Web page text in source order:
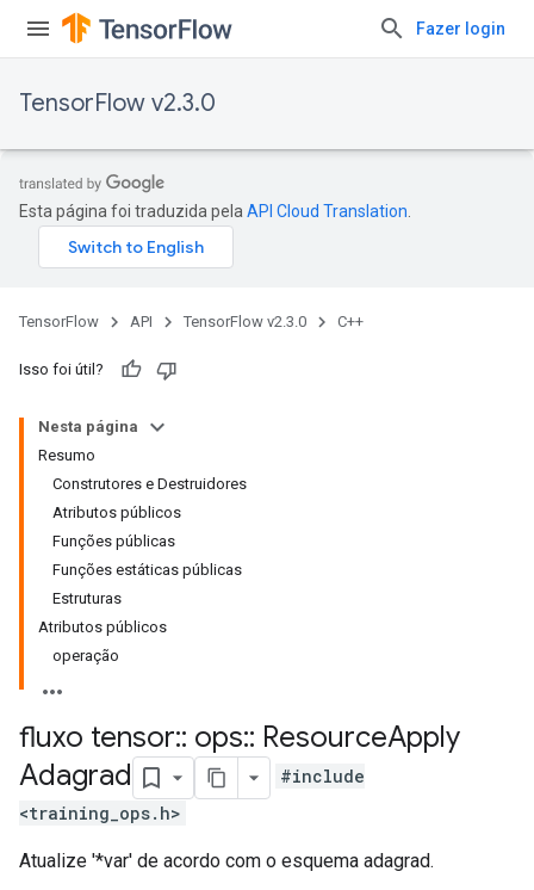
Fazer login
TensorFlow v2.3.0
Esta página foi traduzida pela API Cloud Translation
TensorFlow API TensorFlow v2.3.0 C++
Isso foi útil?
Nesta página
Resumo
Construtores e Destruidores
Atributos públicos
Funções públicas
Funções estáticas públicas
Estruturas
Atributos públicos
operação
fluxo tensor:: ops:: ResourceApply
Adagrad
#include
<training_ops.h>
Atualize '*var' de acordo com o esquema adagrad.